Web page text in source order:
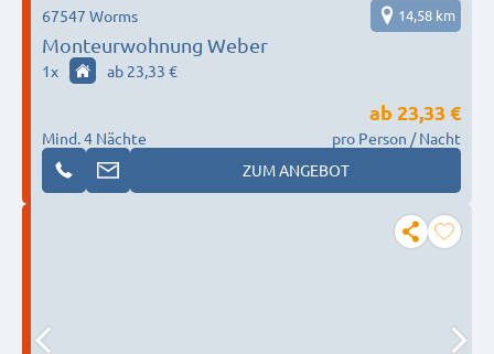
Monteurwohnung Weber
67547 Worms 14,58 km
1x ab 23,33 €
Mind. 4 Nächte
ab 23,33 €
pro Person / Nacht
ZUM ANGEBOT